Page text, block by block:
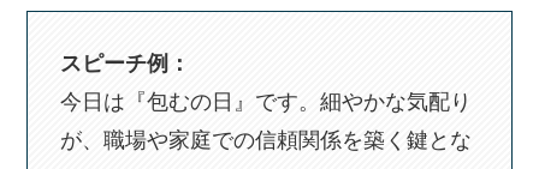
スピーチ例：
今日は『包むの日』です。細やかな気配り
が、職場や家庭での信頼関係を築く鍵とな